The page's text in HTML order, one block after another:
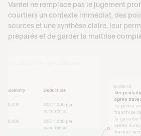
Vantel ne remplace pas le jugement
courtiers un contexte immédiat, des
sources et une synthèse claire, leur
préparés et de garder la maîtrise
RESPONSABILITÉ CIVILE GÉNÉRALE DES ENTREPRISES
LLC
EXIGENCE
après
La police
franchise
la garantie
après
travaux